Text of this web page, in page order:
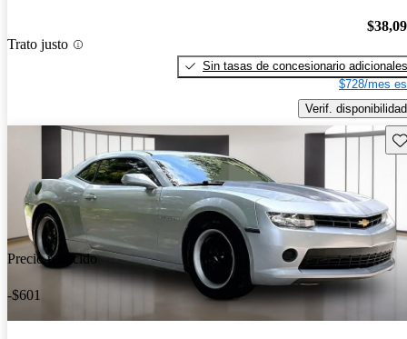
Trato justo
Sin tasas de concesionario adicionales
$728/mes
Verif. disponibilidad
Precio reducido
-$601